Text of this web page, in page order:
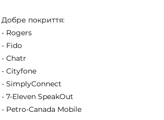
Добре покриття:
- Rogers
- Fido
- Chatr
- Cityfone
- SimplyConnect
- 7-Eleven SpeakOut
- Petro-Canada Mobile